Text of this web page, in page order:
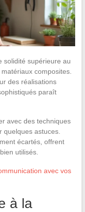
solidité supérieure au
composites.
des réalisations
paraît
avec des techniques
quelques astuces.
écartés, offrent
utilisés.
avec vos
à la